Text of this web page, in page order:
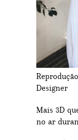
Designer
Mais 3D
no ar